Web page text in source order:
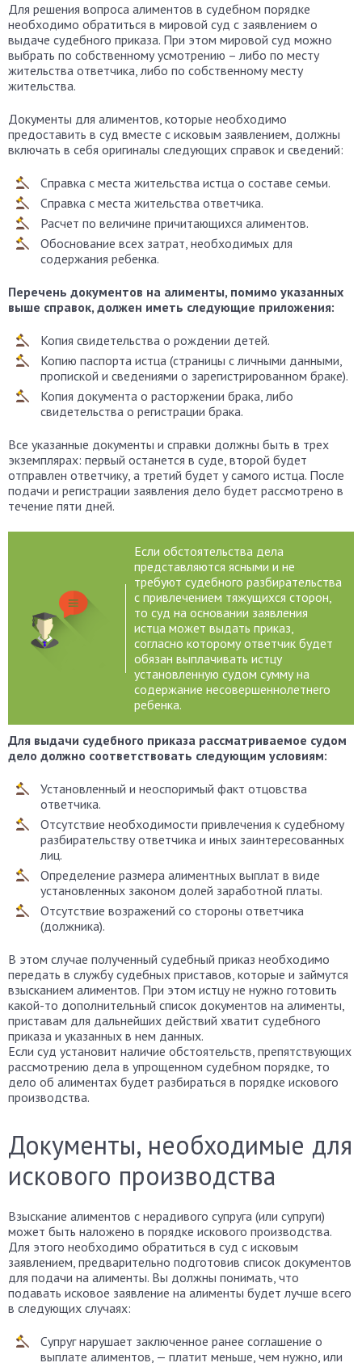
Для решения вопроса алиментов в судебном порядке
необходимо обратиться в мировой суд с заявлением о
выдаче судебного приказа. При этом мировой суд можно
выбрать по собственному усмотрению – либо по месту
жительства ответчика, либо по собственному месту
жительства.
Документы для алиментов, которые необходимо
предоставить в суд вместе с исковым заявлением, должны
включать в себя оригиналы следующих справок и сведений:
Справка с места жительства истца о составе семьи.
Справка с места жительства ответчика.
Расчет по величине причитающихся алиментов.
Обоснование всех затрат, необходимых для
содержания ребенка.
Перечень документов на алименты, помимо указанных
выше справок, должен иметь следующие приложения:
Копия свидетельства о рождении детей.
Копию паспорта истца (страницы с личными данными,
пропиской и сведениями о зарегистрированном браке).
Копия документа о расторжении брака, либо
свидетельства о регистрации брака.
Все указанные документы и справки должны быть в трех
экземплярах: первый останется в суде, второй будет
отправлен ответчику, а третий будет у самого истца. После
подачи и регистрации заявления дело будет рассмотрено в
течение пяти дней.
Если обстоятельства дела
представляются ясными и не
требуют судебного разбирательства
с привлечением тяжущихся сторон,
то суд на основании заявления
истца может выдать приказ,
согласно которому ответчик будет
обязан выплачивать истцу
установленную судом сумму на
содержание несовершеннолетнего
ребенка.
Для выдачи судебного приказа рассматриваемое судом
дело должно соответствовать следующим условиям:
Установленный и неоспоримый факт отцовства
ответчика.
Отсутствие необходимости привлечения к судебному
разбирательству ответчика и иных заинтересованных
лиц.
Определение размера алиментных выплат в виде
установленных законом долей заработной платы.
Отсутствие возражений со стороны ответчика
(должника).
В этом случае полученный судебный приказ необходимо
передать в службу судебных приставов, которые и займутся
взысканием алиментов. При этом истцу не нужно готовить
какой-то дополнительный список документов на алименты,
приставам для дальнейших действий хватит судебного
приказа и указанных в нем данных.
Если суд установит наличие обстоятельств, препятствующих
рассмотрению дела в упрощенном судебном порядке, то
дело об алиментах будет разбираться в порядке искового
производства.
Документы, необходимые для
искового производства
Взыскание алиментов с нерадивого супруга (или супруги)
может быть наложено в порядке искового производства.
Для этого необходимо обратиться в суд с исковым
заявлением, предварительно подготовив список документов
для подачи на алименты. Вы должны понимать, что
подавать исковое заявление на алименты будет лучше всего
в следующих случаях:
Супруг нарушает заключенное ранее соглашение о
выплате алиментов, — платит меньше, чем нужно, или